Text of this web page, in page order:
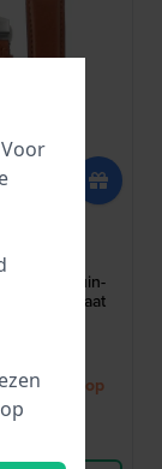
BK-L
22 mm Bruin-
band maat
weer op